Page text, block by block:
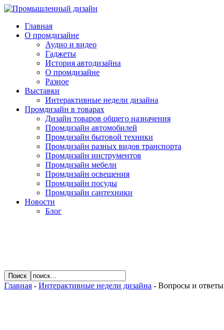
Главная
О промдизайне
Аудио и видео
Гаджеты
История автодизайна
О промдизайне
Разное
Выставки
Интерактивные недели дизайна
Промдизайн в товарах
Дизайн товаров общего назначения
Промдизайн автомобилей
Промдизайн бытовой техники
Промдизайн разных видов транспорта
Промдизайн инструментов
Промдизайн мебели
Промдизайн освещения
Промдизайн посуды
Промдизайн сантехники
Новости
Блог
Главная - Интерактивные недели дизайна - Вопросы и ответы